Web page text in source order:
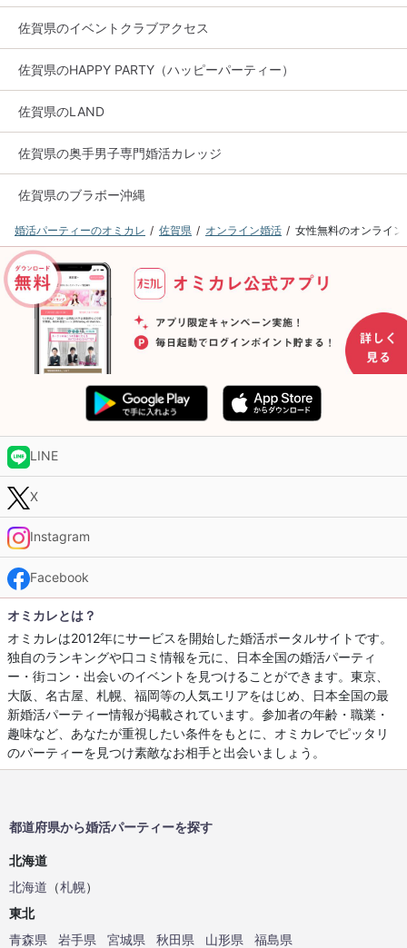
佐賀県のイベントクラブアクセス
佐賀県のHAPPY PARTY（ハッピーパーティー）
佐賀県のLAND
佐賀県の奥手男子専門婚活カレッジ
佐賀県のブラボー沖縄
婚活パーティーのオミカレ 佐賀県 オンライン婚活 女性無料のオンライン
LINE
X
Instagram
Facebook
オミカレとは？
オミカレは2012年にサービスを開始した婚活ポータルサイトです。
独自のランキングや口コミ情報を元に、日本全国の婚活パーティ
ー・街コン・出会いのイベントを見つけることができます。東京、
大阪、名古屋、札幌、福岡等の人気エリアをはじめ、日本全国の最
新婚活パーティー情報が掲載されています。参加者の年齢・職業・
趣味など、あなたが重視したい条件をもとに、オミカレでピッタリ
のパーティーを見つけ素敵なお相手と出会いましょう。
都道府県から婚活パーティーを探す
北海道
北海道 （札幌）
東北
青森県
岩手県 宮城県 秋田県 山形県
福島県